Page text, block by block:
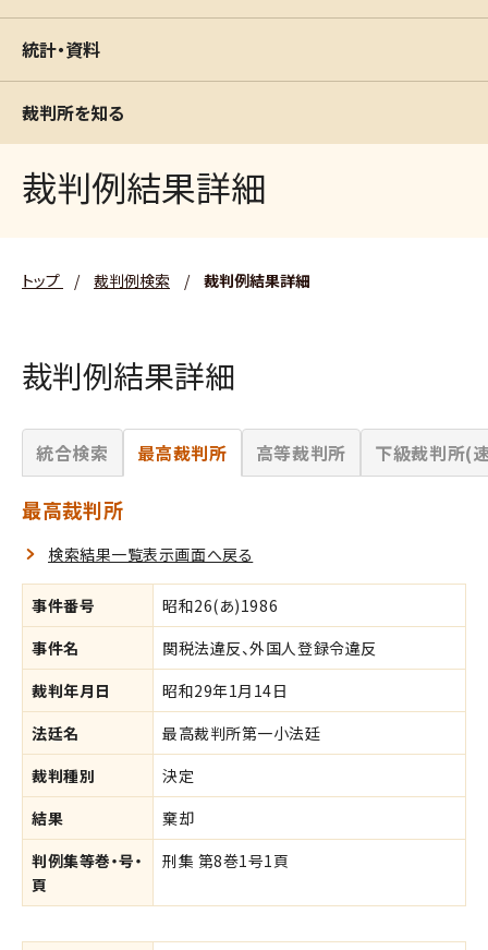
統計・資料
裁判所を知る
裁判例結果詳細
トップ / 裁判例検索 / 裁判例結果詳細
裁判例結果詳細
統合検索 最高裁判所 高等裁判所 下級裁判所(
最高裁判所
検索結果一覧表示画面へ戻る
事件番号
昭和26(あ)1986
事件名
関税法違反、外国人登録令違反
裁判年月日
昭和29年1月14日
法廷名
最高裁判所第一小法廷
裁判種別
決定
結果
棄却
判例集等巻・号・
頁
刑集 第8巻1号1頁